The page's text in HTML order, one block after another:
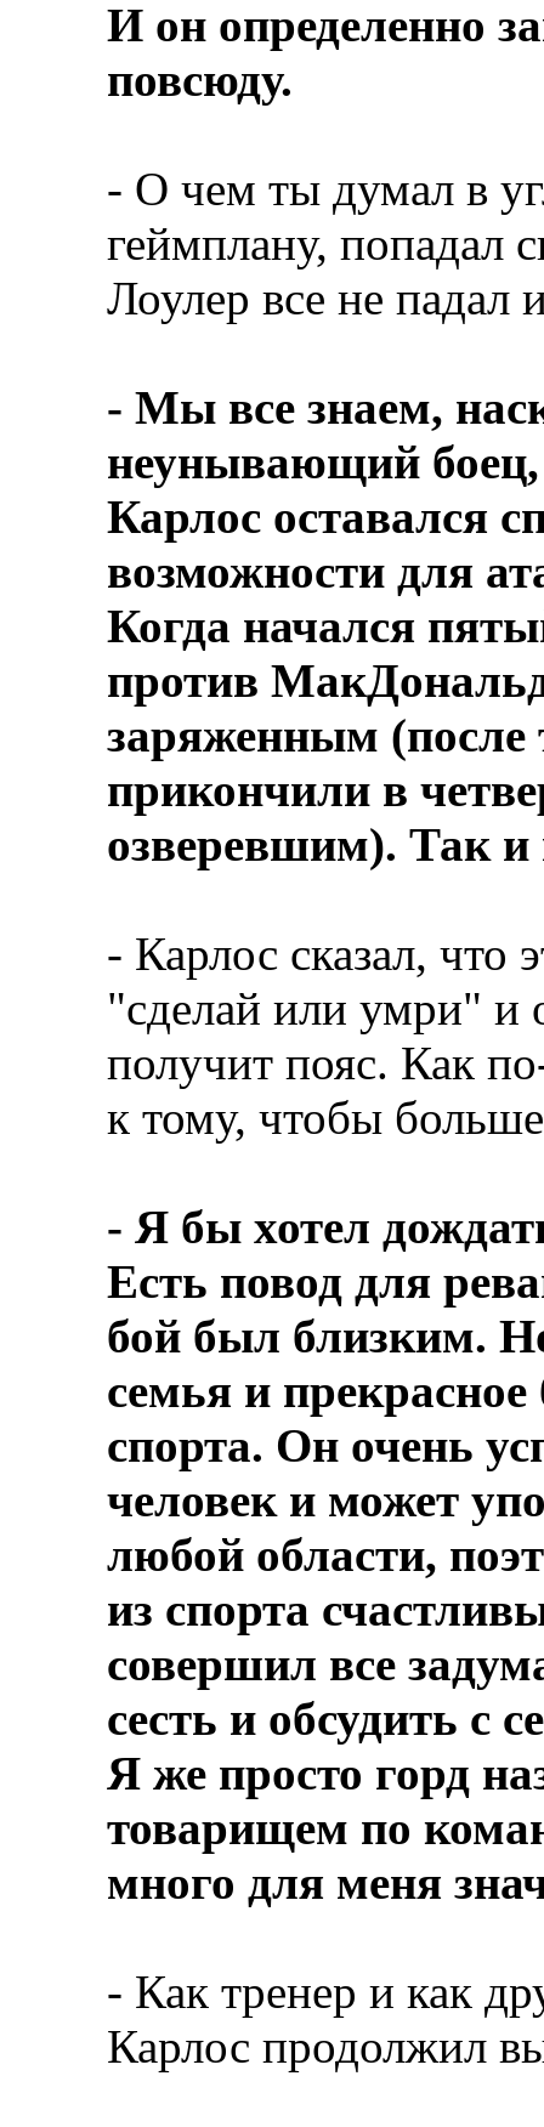
И он определенно
повсюду.
- О чем ты думал в
геймплану, попадал
Лоулер все не падал
- Мы все знаем,
неунывающий
Карлос оставался
возможности для
Когда начался
против
заряженным (после
прикончили в
озверевшим). Так
- Карлос сказал, что
"сделай или умри" и
получит пояс. Как
к тому, чтобы
- Я бы хотел
Есть повод для
бой был близким.
семья и прекрасное
спорта. Он очень
человек и может
любой области,
из спорта
совершил все
сесть и обсудить с
Я же просто горд
товарищем по
много для меня
- Как тренер и как
Карлос продолжил